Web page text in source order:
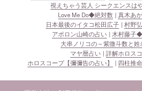
視えちゃう芸人 シークエンスは
Love Me Do◆絶対数
真木あ
日本最後のイタコ松田広子
村野
アポロン山崎の占い
木村藤子
大串ノリコの～紫微斗数と姓
マヤ暦占い
詳解ホロス
ホロスコープ【彌彌告の占い】
四柱推